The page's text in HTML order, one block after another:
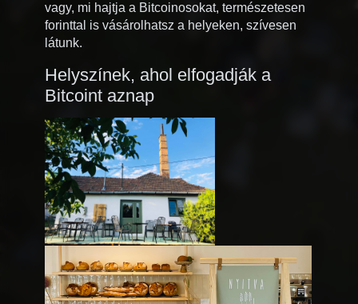
vagy, mi hajtja a Bitcoinosokat, természetesen
forinttal is vásárolhatsz a helyeken, szívesen
látunk.
Helyszínek, ahol elfogadják a
Bitcoint aznap